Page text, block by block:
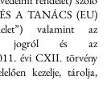
A TANÁCS (EU)
valamint az
jogról és az
évi CXII. törvény
kezelje, tárolja,